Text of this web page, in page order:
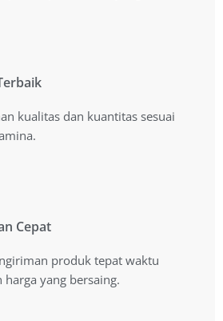
kualitas dan kuantitas sesuai
kualitas dan kuantitas sesuai
Cepat
produk tepat waktu
yang bersaing.
Cepat
produk tepat waktu
yang bersaing.